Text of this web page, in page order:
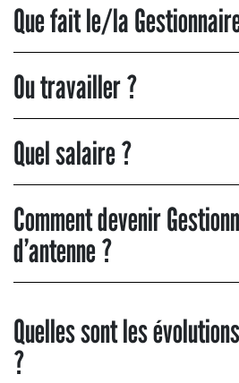
Que fait le/la
Ou travailler ?
Quel salaire ?
Comment devenir
d’antenne ?
Quelles sont les
?